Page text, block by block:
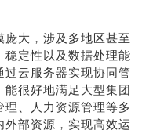
大，涉及多地区甚至
稳定性以及数据处理能
云服务器实现协同管
很好地满足大型集团
、人力资源管理等多
部资源，实现高效运